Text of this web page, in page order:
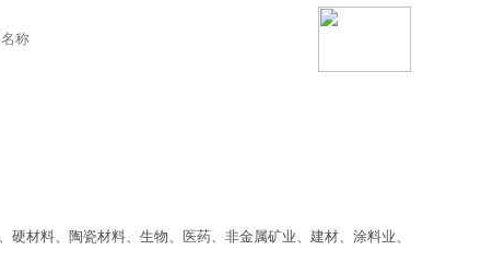
材料、陶瓷材料、生物、医药、非金属矿业、建材、涂料业、